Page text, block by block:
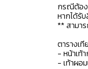
กรณีต้อง
หากได้รั
** สามา
ตารางเ
- หน้าเท้
- เท้าผอ